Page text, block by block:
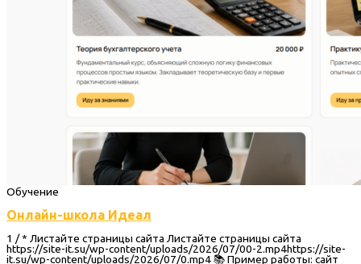
Обучение
Онлайн-школа Идеал
1 / * Листайте страницы сайта Листайте страницы сайта
https://site-it.su/wp-content/uploads/2026/07/00-2.mp4https://site-
it.su/wp-content/uploads/2026/07/0.mp4 📚 Пример работы: сайт